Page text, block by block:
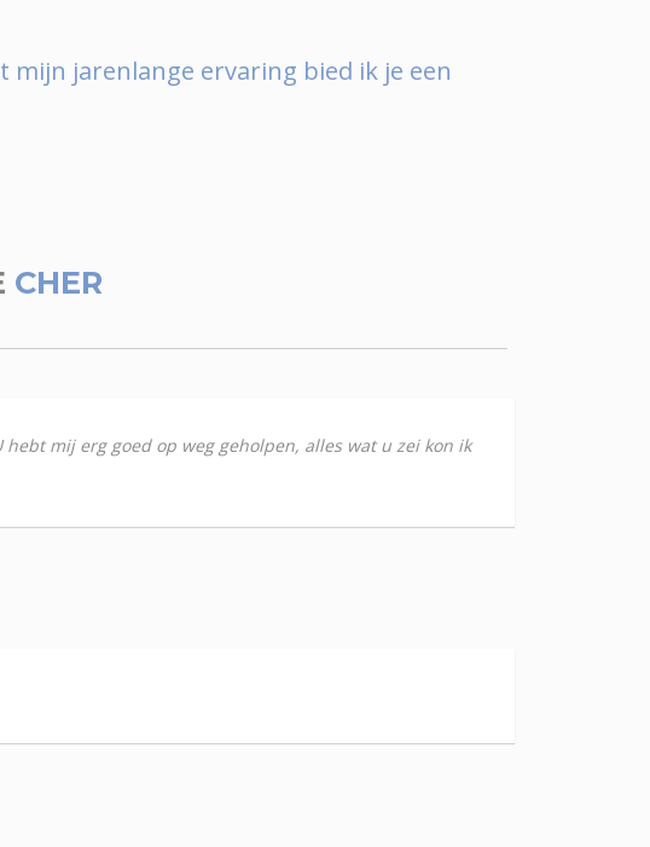
jarenlange ervaring bied ik je een
CHER
mij erg goed op weg geholpen, alles wat u zei kon ik